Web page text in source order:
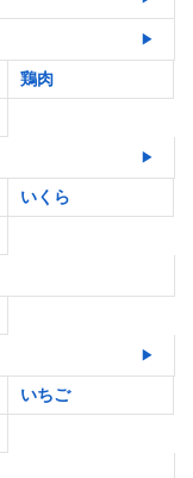
鶏肉
いくら
いちご